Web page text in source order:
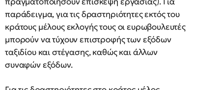
παράδειγμα, για τις δραστηριότητες εκτός του
κράτους μέλους εκλογής τους οι ευρωβουλευτές
μπορούν να τύχουν επιστροφής των εξόδων
ταξιδίου και στέγασης, καθώς και άλλων
συναφών εξόδων.